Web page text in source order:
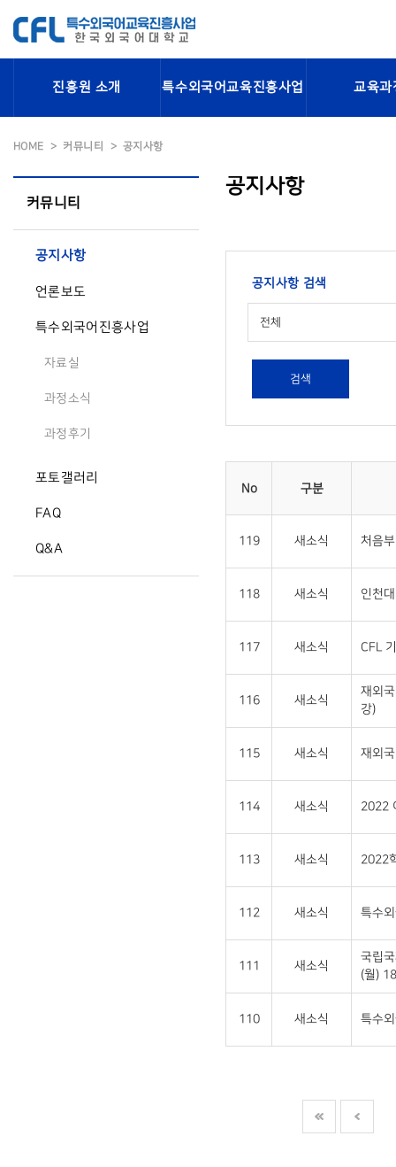
진흥원 소개 특수외국어교육진흥사업 교육과
HOME 커뮤니티 공지사항
커뮤니티
공지사항
언론보도
특수외국어진흥사업
자료실
과정소식
과정후기
포토갤러리
FAQ
Q&A
공지사항
공지사항 검색
전체
검색
No 구분
119 새소식 처음
118 새소식 인천
117 새소식 CFL
116 새소식
재외
강)
115 새소식 재외
114 새소식 2022
113 새소식 2022
112 새소식 특수
111 새소식
국립
(월)
110 새소식 특수